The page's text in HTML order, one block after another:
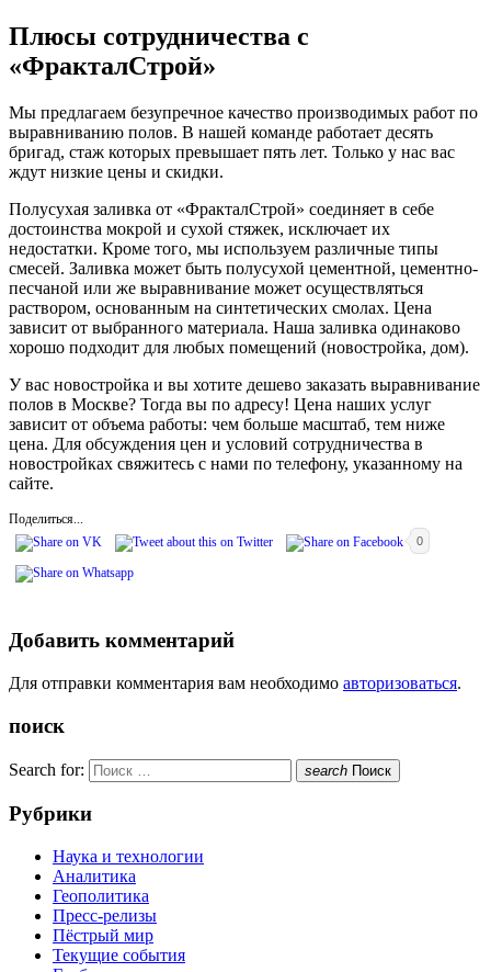
Плюсы сотрудничества с
«ФракталСтрой»
Мы предлагаем безупречное качество производимых работ по
выравниванию полов. В нашей команде работает десять
бригад, стаж которых превышает пять лет. Только у нас вас
ждут низкие цены и скидки.
Полусухая заливка от «ФракталСтрой» соединяет в себе
достоинства мокрой и сухой стяжек, исключает их
недостатки. Кроме того, мы используем различные типы
смесей. Заливка может быть полусухой цементной, цементно-
песчаной или же выравнивание может осуществляться
раствором, основанным на синтетических смолах. Цена
зависит от выбранного материала. Наша заливка одинаково
хорошо подходит для любых помещений (новостройка, дом).
У вас новостройка и вы хотите дешево заказать выравнивание
полов в Москве? Тогда вы по адресу! Цена наших услуг
зависит от объема работы: чем больше масштаб, тем ниже
цена. Для обсуждения цен и условий сотрудничества в
новостройках свяжитесь с нами по телефону, указанному на
сайте.
Поделиться...
0
Добавить комментарий
Для отправки комментария вам необходимо авторизоваться.
поиск
Search for: search Поиск
Рубрики
Наука и технологии
Аналитика
Геополитика
Пресс-релизы
Пёстрый мир
Текущие события